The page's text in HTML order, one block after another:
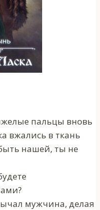
пальцы вновь
вжались в ткань
нашей, ты не
мужчина, делая